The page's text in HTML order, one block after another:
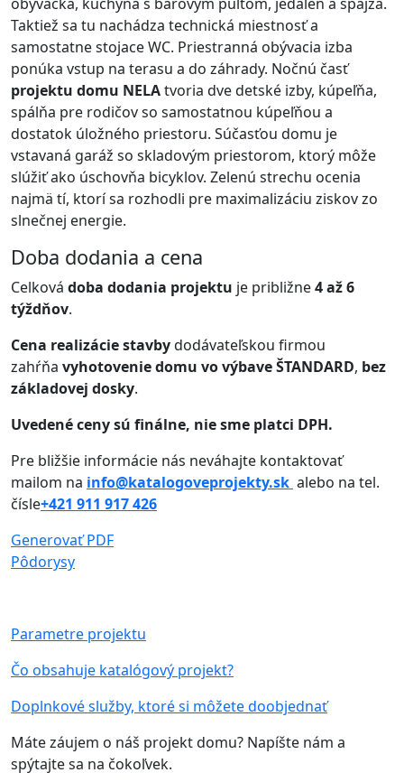
Taktiež sa tu nachádza technická miestnosť a
samostatne stojace WC. Priestranná obývacia izba
ponúka vstup na terasu a do záhrady. Nočnú časť
projektu domu NELAtvoria dve detské izby, kúpeľňa,
spálňa pre rodičov so samostatnou kúpeľňou a
dostatok úložného priestoru. Súčasťou domu je
vstavaná garáž so skladovým priestorom, ktorý môže
slúžiť ako úschovňa bicyklov. Zelenú strechu ocenia
najmä tí, ktorí sa rozhodli pre maximalizáciu ziskov zo
slnečnej energie.
Doba dodania a cena
Celková doba dodania projektu je približne4 až 6
týždňov.
Cena realizácie stavbydodávateľskou firmou
zahŕňa vyhotovenie domu vo výbave ŠTANDARD, bez
základovej dosky.
Uvedené ceny sú finálne, nie sme platci DPH.
Pre bližšie informácie nás neváhajte kontaktovať
mailom na info@katalogoveprojekty.sk alebo na tel.
čísle+421 911 917 426
Generovať PDF
Pôdorysy
Parametre projektu
Čo obsahuje katalógový projekt?
Doplnkové služby, ktoré si môžete doobjednať
Máte záujem o náš projekt domu? Napíšte nám a
spýtajte sa na čokoľvek.